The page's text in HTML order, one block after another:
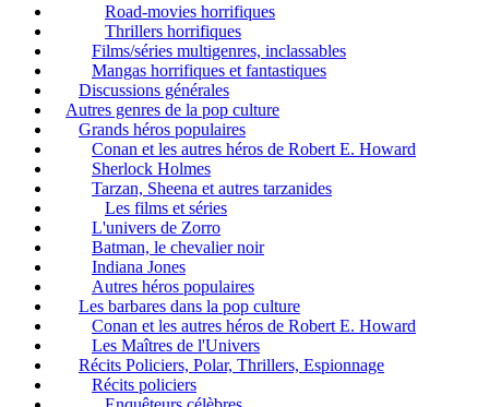
Road-movies horrifiques
Thrillers horrifiques
Films/séries multigenres, inclassables
Mangas horrifiques et fantastiques
Discussions générales
Autres genres de la pop culture
Grands héros populaires
Conan et les autres héros de Robert E. Howard
Sherlock Holmes
Tarzan, Sheena et autres tarzanides
Les films et séries
L'univers de Zorro
Batman, le chevalier noir
Indiana Jones
Autres héros populaires
Les barbares dans la pop culture
Conan et les autres héros de Robert E. Howard
Les Maîtres de l'Univers
Récits Policiers, Polar, Thrillers, Espionnage
Récits policiers